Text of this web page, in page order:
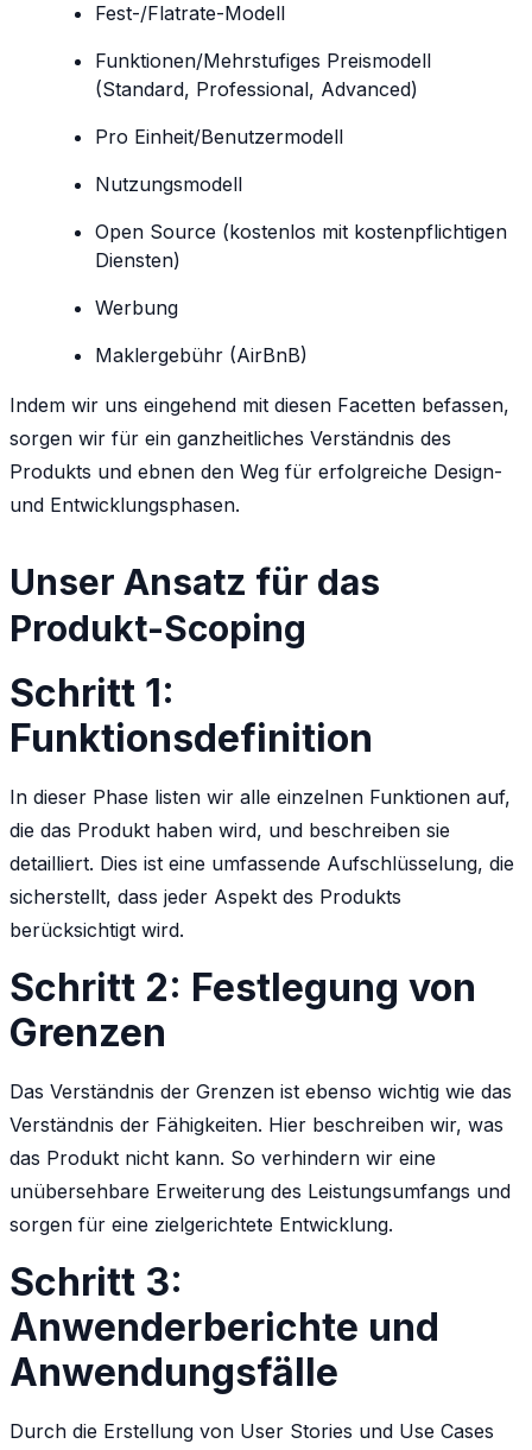
Fest-/Flatrate-Modell
Funktionen/Mehrstufiges Preismodell
(Standard, Professional, Advanced)
Pro Einheit/Benutzermodell
Nutzungsmodell
Open Source (kostenlos mit kostenpflichtigen
Diensten)
Werbung
Maklergebühr (AirBnB)
Indem wir uns eingehend mit diesen Facetten befassen,
sorgen wir für ein ganzheitliches Verständnis des
Produkts und ebnen den Weg für erfolgreiche Design-
und Entwicklungsphasen.
Unser Ansatz für das
Produkt-Scoping
Schritt 1:
Funktionsdefinition
In dieser Phase listen wir alle einzelnen Funktionen auf,
die das Produkt haben wird, und beschreiben sie
detailliert. Dies ist eine umfassende Aufschlüsselung, die
sicherstellt, dass jeder Aspekt des Produkts
berücksichtigt wird.
Schritt 2: Festlegung von
Grenzen
Das Verständnis der Grenzen ist ebenso wichtig wie das
Verständnis der Fähigkeiten. Hier beschreiben wir, was
das Produkt nicht kann. So verhindern wir eine
unübersehbare Erweiterung des Leistungsumfangs und
sorgen für eine zielgerichtete Entwicklung.
Schritt 3:
Anwenderberichte und
Anwendungsfälle
Durch die Erstellung von User Stories und Use Cases